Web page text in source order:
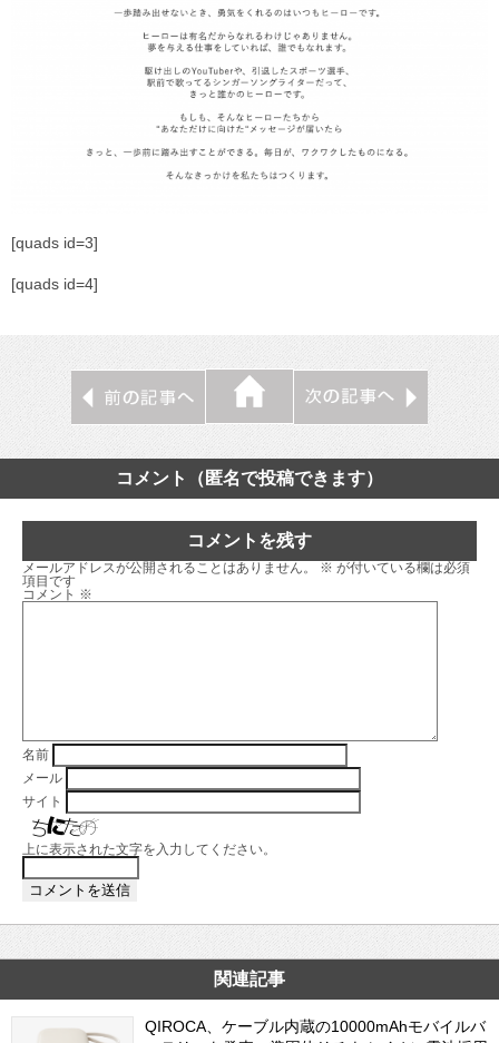
[quads id=3]
[quads id=4]
コメント（匿名で投稿できます）
コメントを残す
メールアドレスが公開されることはありません。 ※ が付いている欄は必須
項目です
コメント ※
名前
メール
サイト
上に表示された文字を入力してください。
関連記事
QIROCA、ケーブル内蔵の10000mAhモバイルバ